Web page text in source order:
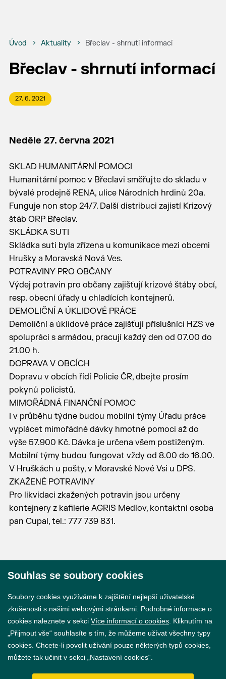
Úvod Aktuality Břeclav - shrnutí informací
Břeclav - shrnutí informací
27. 6. 2021
Neděle 27. června 2021
SKLAD HUMANITÁRNÍ POMOCI
Humanitární pomoc v Břeclavi směřujte do skladu v
bývalé prodejně RENA, ulice Národních hrdinů 20a.
Funguje non stop 24/7. Další distribuci zajistí Krizový
štáb ORP Břeclav.
SKLÁDKA SUTI
Skládka suti byla zřízena u komunikace mezi obcemi
Hrušky a Moravská Nová Ves.
POTRAVINY PRO OBČANY
Výdej potravin pro občany zajišťují krizové štáby obcí,
resp. obecní úřady u chladících kontejnerů.
DEMOLIČNÍ A ÚKLIDOVÉ PRÁCE
Demoliční a úklidové práce zajišťují příslušníci HZS ve
spolupráci s armádou, pracují každý den od 07.00 do
21.00 h.
DOPRAVA V OBCÍCH
Dopravu v obcích řídí Policie ČR, dbejte prosím
pokynů policistů.
MIMOŘÁDNÁ FINANČNÍ POMOC
I v průběhu týdne budou mobilní týmy Úřadu práce
vyplácet mimořádné dávky hmotné pomoci až do
výše 57.900 Kč. Dávka je určena všem postiženým.
Mobilní týmy budou fungovat vždy od 8.00 do 16.00.
V Hruškách u pošty, v Moravské Nové Vsi u DPS.
ZKAŽENÉ POTRAVINY
Pro likvidaci zkažených potravin jsou určeny
kontejnery z kafilerie AGRIS Medlov, kontaktní osoba
pan Cupal, tel.: 777 739 831.
GDPR
Souhlas se soubory cookies
Soubory cookies využíváme k zajištění nejlepší uživatelské
zkušenosti s našimi webovými stránkami. Podrobné informace o
cookies naleznete v sekci Více informací o cookies . Kliknutím na
„Přijmout vše“ souhlasíte s tím, že můžeme užívat všechny typy
cookies. Chcete-li povolit užívání pouze některých typů cookies,
můžete tak učinit v sekci „Nastavení cookies“.